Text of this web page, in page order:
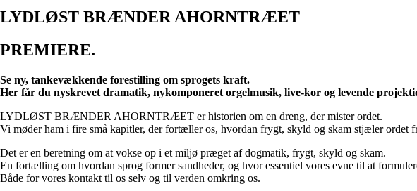
LYDLØST BRÆNDER AHORNTRÆET
PREMIERE.
Se ny, tankevækkende forestilling om sprogets kraft.
Her får du nyskrevet dramatik, nykomponeret orgelmusik, live-kor og levende
LYDLØST BRÆNDER AHORNTRÆET er historien om en dreng, der mister ordet.
Vi møder ham i fire små kapitler, der fortæller os, hvordan frygt, skyld og skam stjæler ordet
Det er en beretning om at vokse op i et miljø præget af dogmatik, frygt, skyld og skam.
En fortælling om hvordan sprog former sandheder, og hvor essentiel vores evne til at
Både for vores kontakt til os selv og til verden omkring os.